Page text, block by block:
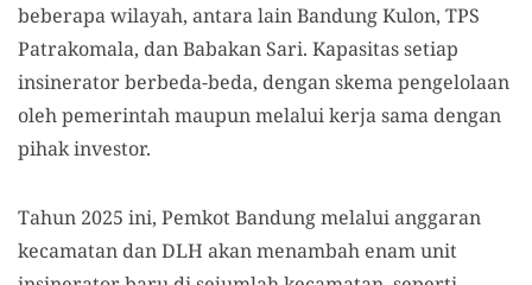
beberapa wilayah, antara lain Bandung Kulon, TPS
Patrakomala, dan Babakan Sari. Kapasitas setiap
insinerator berbeda-beda, dengan skema pengelolaan
oleh pemerintah maupun melalui kerja sama dengan
pihak investor.
Tahun 2025 ini, Pemkot Bandung melalui anggaran
kecamatan dan DLH akan menambah enam unit